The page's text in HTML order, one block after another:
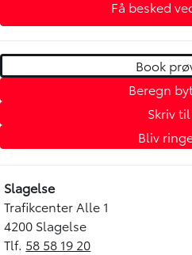
Få besked
Book
Beregn
Skriv
Bliv
Slagelse
Trafikcenter Alle 1
4200 Slagelse
Tlf. 58 58 19 20